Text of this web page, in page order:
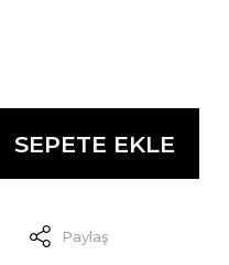
SEPETE EKLE
Paylaş